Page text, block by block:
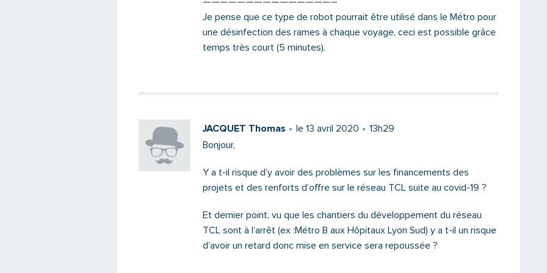
Je pense que ce type de robot pourrait être utilisé dans le Métro pour
une désinfection des rames à chaque voyage, ceci est possible grâce
temps très court (5 minutes).
JACQUET Thomas le 13 avril 2020
13h29
Bonjour,
Y a t-il risque d’y avoir des problèmes sur les financements des
projets et des renforts d’offre sur le réseau TCL suite au covid-19 ?
Et dernier point, vu que les chantiers du développement du réseau
TCL sont à l’arrêt (ex :Métro B aux Hôpitaux Lyon Sud) y a t-il un risque
d’avoir un retard donc mise en service sera repoussée ?